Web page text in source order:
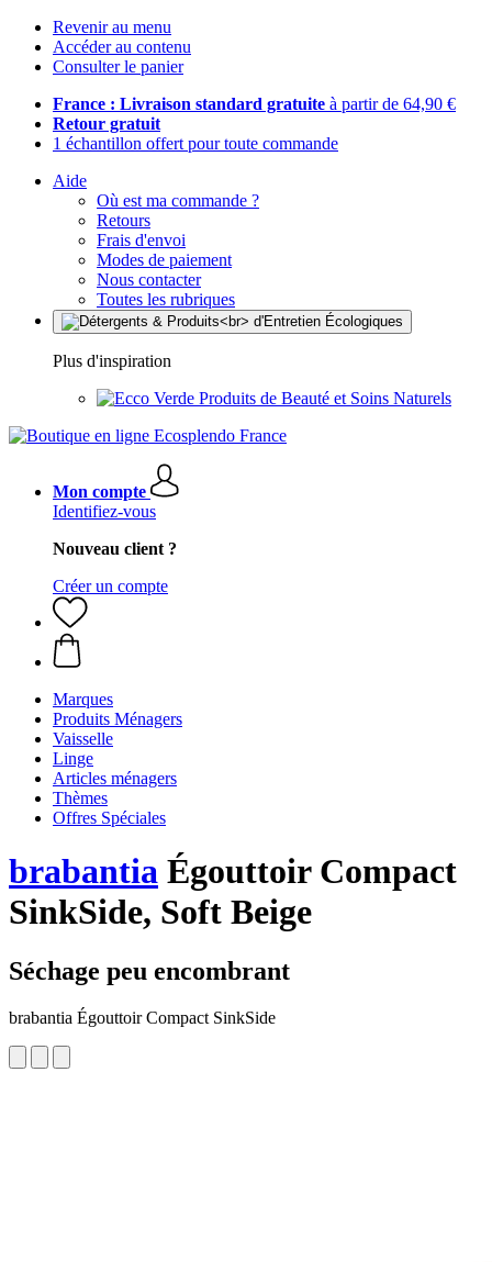
Revenir au menu
Accéder au contenu
Consulter le panier
France : Livraison standard gratuite à partir de 64,90 €
Retour gratuit
1 échantillon offert pour toute commande
Aide
Où est ma commande ?
Retours
Frais d'envoi
Modes de paiement
Nous contacter
Toutes les rubriques
Plus d'inspiration
Produits de Beauté et Soins Naturels
Mon compte
Identifiez-vous
Nouveau client ?
Créer un compte
Marques
Produits Ménagers
Vaisselle
Linge
Articles ménagers
Thèmes
Offres Spéciales
brabantia Égouttoir Compact
SinkSide, Soft Beige
Séchage peu encombrant
brabantia Égouttoir Compact SinkSide